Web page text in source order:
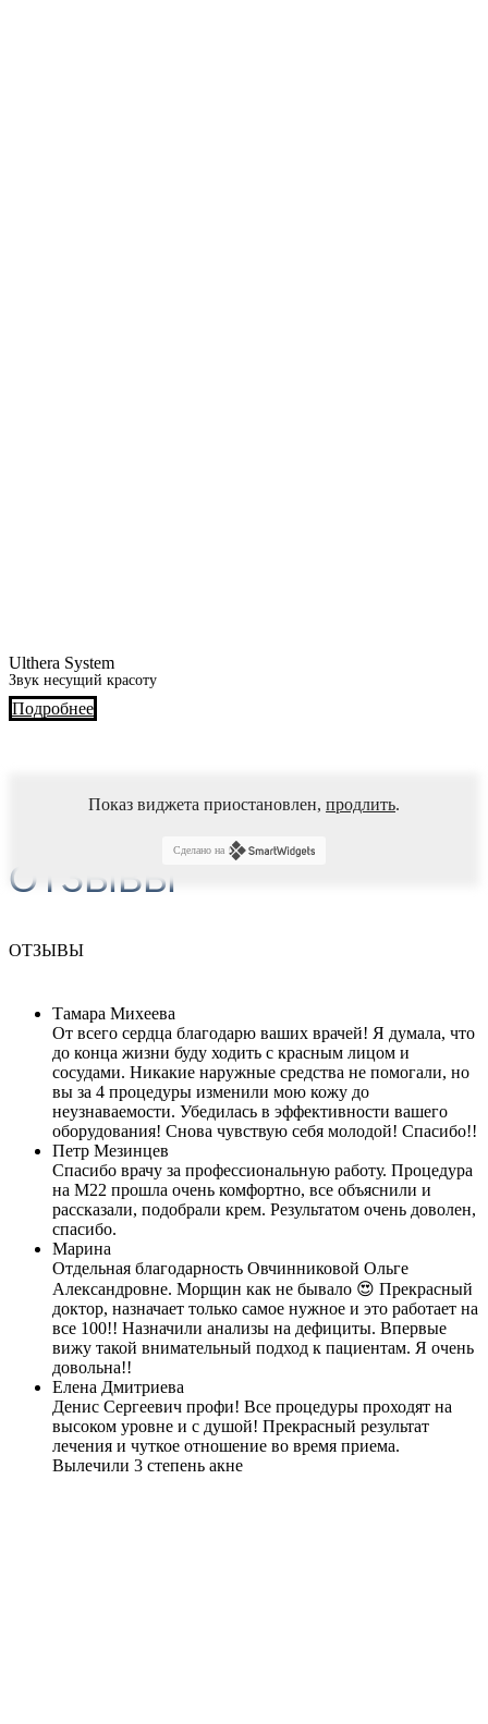
Ulthera System
Звук несущий красоту
Подробнее
ОТЗЫВЫ
Показ виджета приостановлен, продлить.
Сделано на
ОТЗЫВЫ
Тамара Михеева
От всего сердца благодарю ваших врачей! Я думала, что
до конца жизни буду ходить с красным лицом и
сосудами. Никакие наружные средства не помогали, но
вы за 4 процедуры изменили мою кожу до
неузнаваемости. Убедилась в эффективности вашего
оборудования! Снова чувствую себя молодой! Спасибо!!
Петр Мезинцев
Спасибо врачу за профессиональную работу. Процедура
на М22 прошла очень комфортно, все объяснили и
рассказали, подобрали крем. Результатом очень доволен,
спасибо.
Марина
Отдельная благодарность Овчинниковой Ольге
Александровне. Морщин как не бывало 😍 Прекрасный
доктор, назначает только самое нужное и это работает на
все 100!! Назначили анализы на дефициты. Впервые
вижу такой внимательный подход к пациентам. Я очень
довольна!!
Елена Дмитриева
Денис Сергеевич профи! Все процедуры проходят на
высоком уровне и с душой! Прекрасный результат
лечения и чуткое отношение во время приема.
Вылечили 3 степень акне